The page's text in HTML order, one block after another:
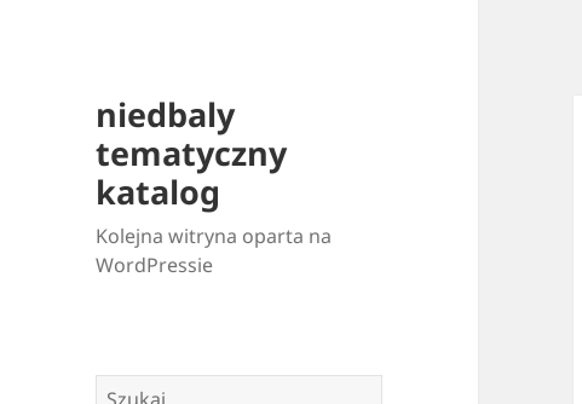
niedbaly
tematyczny
katalog
Kolejna witryna oparta na
WordPressie
Szukaj: